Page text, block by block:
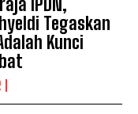
IPDN,
Tegaskan
Kunci